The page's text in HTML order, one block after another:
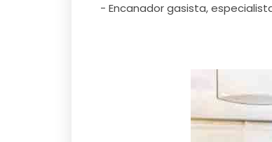
- Encanador gasista,